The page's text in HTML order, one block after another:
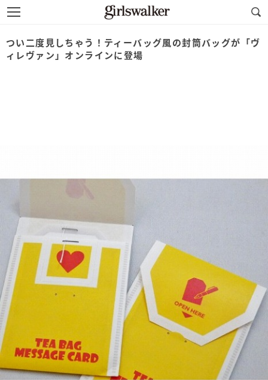
つい二度見しちゃう！ティーバッグ風の封筒バッグが「ヴ
ィレヴァン」オンラインに登場